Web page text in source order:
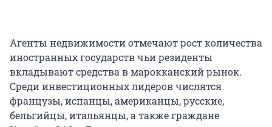
Агенты недвижимости отмечают рост количества
иностранных государств чьи резиденты
вкладывают средства в марокканский рынок.
Среди инвестиционных лидеров числятся
французы, испанцы, американцы, русские,
бельгийцы, итальянцы, а также граждане